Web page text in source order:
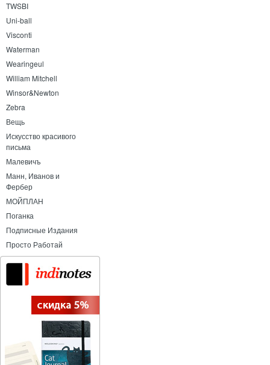
TWSBI
Uni-ball
Visconti
Waterman
Wearingeul
William Mitchell
Winsor&Newton
Zebra
Вещь
Искусство красивого
письма
Малевичъ
Манн, Иванов и
Фербер
МОЙПЛАН
Поганка
Подписные Издания
Просто Работай